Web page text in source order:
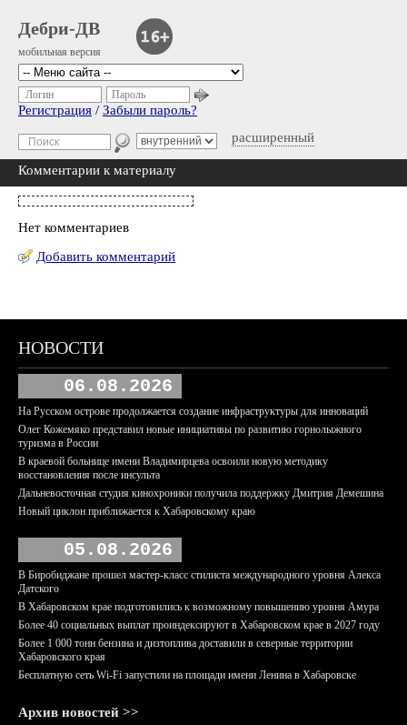
Дебри-ДВ
мобильная версия
расширенный
Логин Пароль
Регистрация / Забыли пароль?
Комментарии к материалу
Нет комментариев
Добавить комментарий
НОВОСТИ
06.08.2026
На Русском острове продолжается создание инфраструктуры для инноваций
Олег Кожемяко представил новые инициативы по развитию горнолыжного
туризма в России
В краевой больнице имени Владимирцева освоили новую методику
восстановления после инсульта
Дальневосточная студия кинохроники получила поддержку Дмитрия Демешина
Новый циклон приближается к Хабаровскому краю
05.08.2026
В Биробиджане прошел мастер-класс стилиста международного уровня Алекса
Датского
В Хабаровском крае подготовились к возможному повышению уровня Амура
Более 40 социальных выплат проиндексируют в Хабаровском крае в 2027 году
Более 1 000 тонн бензина и дизтоплива доставили в северные территории
Хабаровского края
Бесплатную сеть Wi-Fi запустили на площади имени Ленина в Хабаровске
Архив новостей >>